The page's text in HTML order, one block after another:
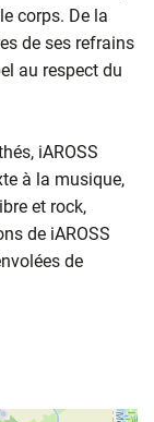
corps. De la
de ses refrains
au respect du
iAROSS
à la musique,
et rock,
de iAROSS
de